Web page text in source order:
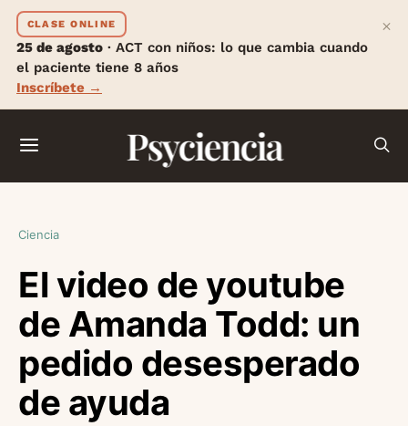
CLASE ONLINE
25 de agosto · ACT con niños: lo que cambia cuando
el paciente tiene 8 años
Inscríbete →
×
Psyciencia
Ciencia
El video de youtube
de Amanda Todd: un
pedido desesperado
de ayuda